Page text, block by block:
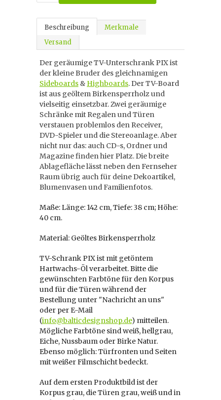
Beschreibung
Merkmale
Versand
Der geräumige TV-Unterschrank PIX ist
der kleine Bruder des gleichnamigen
Sideboards & Highboards. Der TV-Board
ist aus geöltem Birkensperrholz und
vielseitig einsetzbar. Zwei geräumige
Schränke mit Regalen und Türen
verstauen problemlos den Receiver,
DVD-Spieler und die Stereoanlage. Aber
nicht nur das: auch CD-s, Ordner und
Magazine finden hier Platz. Die breite
Ablagefläche lässt neben den Fernseher
Raum übrig auch für deine Dekoartikel,
Blumenvasen und Familienfotos.
Maße: Länge: 142 cm, Tiefe: 38 cm; Höhe:
40 cm.
Material: Geöltes Birkensperrholz
TV-Schrank PIX ist mit getöntem
Hartwachs-Öl verarbeitet. Bitte die
gewünschten Farbtöne für den Korpus
und für die Türen während der
Bestellung unter "Nachricht an uns"
oder per E-Mail
(info@balticdesignshop.de) mitteilen.
Mögliche Farbtöne sind weiß, hellgrau,
Eiche, Nussbaum oder Birke Natur.
Ebenso möglich: Türfronten und Seiten
mit weißer Filmschicht bedeckt.
Auf dem ersten Produktbild ist der
Korpus grau, die Türen grau, weiß und in